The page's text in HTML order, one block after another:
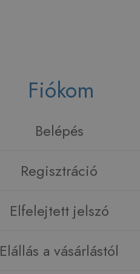
Fiókom
Belépés
Regisztráció
Elfelejtett jelszó
Elállás a vásárlástól